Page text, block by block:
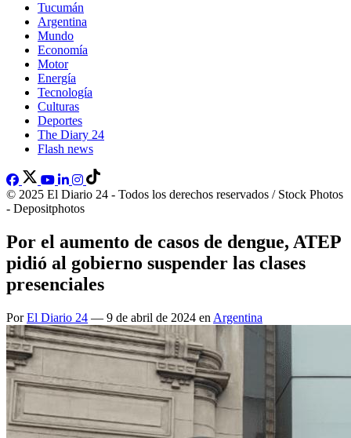
Tucumán
Argentina
Mundo
Economía
Motor
Energía
Tecnología
Culturas
Deportes
The Diary 24
Flash news
© 2025 El Diario 24 - Todos los derechos reservados / Stock Photos
- Depositphotos
Por el aumento de casos de dengue, ATEP
pidió al gobierno suspender las clases
presenciales
PorEl Diario 24 — 9 de abril de 2024 en Argentina